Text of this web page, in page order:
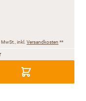
MwSt., inkl. Versandkosten **